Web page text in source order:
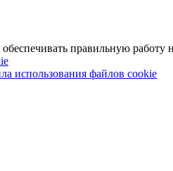
правильную работу
использования файлов cookie